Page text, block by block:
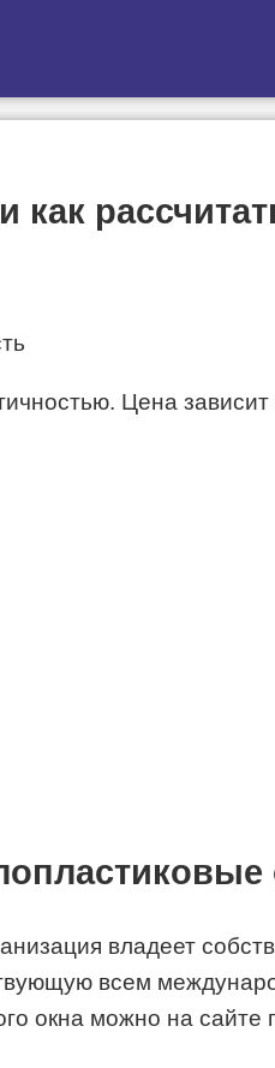
Цена
владеет
всем
окна можно на